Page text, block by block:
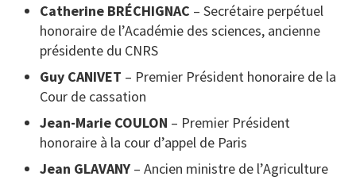
Catherine BRÉCHIGNAC – Secrétaire perpétuel
honoraire de l’Académie des sciences, ancienne
présidente du CNRS
Guy CANIVET – Premier Président honoraire de la
Cour de cassation
Jean-Marie COULON – Premier Président
honoraire à la cour d’appel de Paris
Jean GLAVANY – Ancien ministre de l’Agriculture